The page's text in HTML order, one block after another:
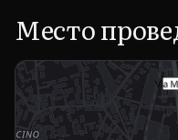
Место